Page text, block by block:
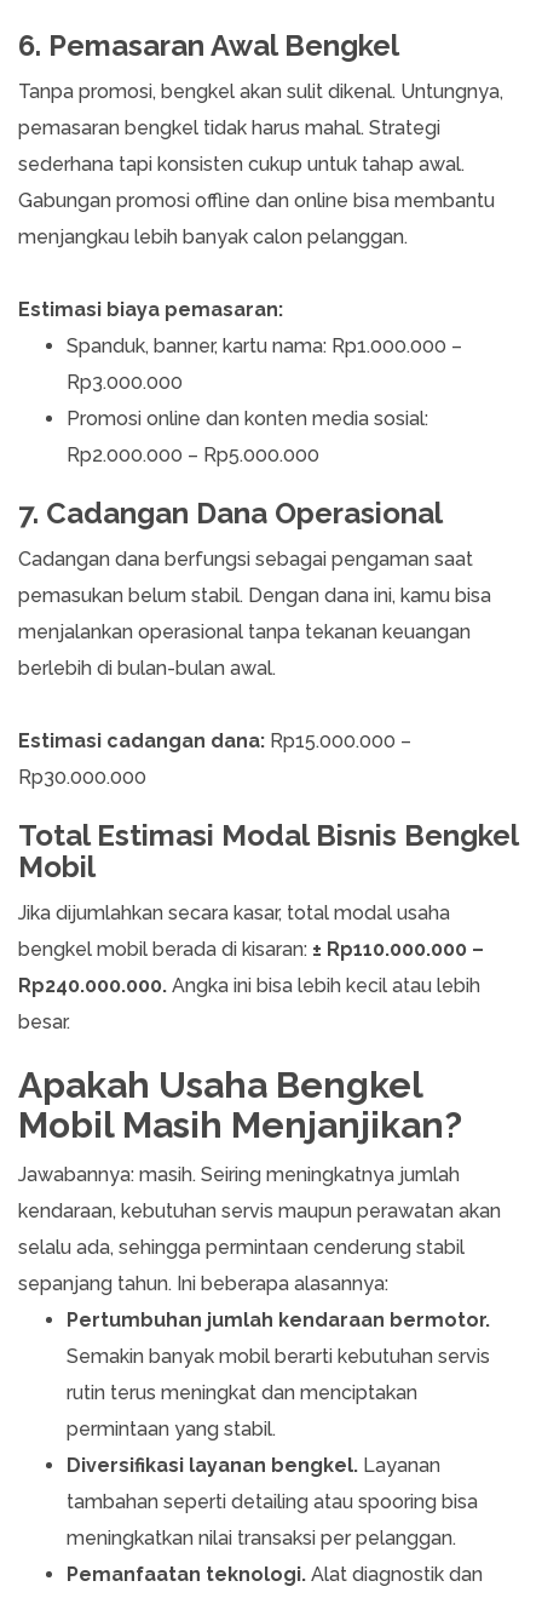
6. Pemasaran Awal Bengkel
Tanpa promosi, bengkel akan sulit dikenal. Untungnya,
pemasaran bengkel tidak harus mahal. Strategi
sederhana tapi konsisten cukup untuk tahap awal.
Gabungan promosi offline dan online bisa membantu
menjangkau lebih banyak calon pelanggan.
Estimasi biaya pemasaran:
Spanduk, banner, kartu nama: Rp1.000.000 –
Rp3.000.000
Promosi online dan konten media sosial:
Rp2.000.000 – Rp5.000.000
7. Cadangan Dana Operasional
Cadangan dana berfungsi sebagai pengaman saat
pemasukan belum stabil. Dengan dana ini, kamu bisa
menjalankan operasional tanpa tekanan keuangan
berlebih di bulan-bulan awal.
Estimasi cadangan dana: Rp15.000.000 –
Rp30.000.000
Total Estimasi Modal Bisnis Bengkel
Mobil
Jika dijumlahkan secara kasar, total modal usaha
bengkel mobil berada di kisaran: ± Rp110.000.000 –
Rp240.000.000. Angka ini bisa lebih kecil atau lebih
besar.
Apakah Usaha Bengkel
Mobil Masih Menjanjikan?
Jawabannya: masih. Seiring meningkatnya jumlah
kendaraan, kebutuhan servis maupun perawatan akan
selalu ada, sehingga permintaan cenderung stabil
sepanjang tahun. Ini beberapa alasannya:
Pertumbuhan jumlah kendaraan bermotor.
Semakin banyak mobil berarti kebutuhan servis
rutin terus meningkat dan menciptakan
permintaan yang stabil.
Diversifikasi layanan bengkel. Layanan
tambahan seperti detailing atau spooring bisa
meningkatkan nilai transaksi per pelanggan.
Pemanfaatan teknologi. Alat diagnostik dan